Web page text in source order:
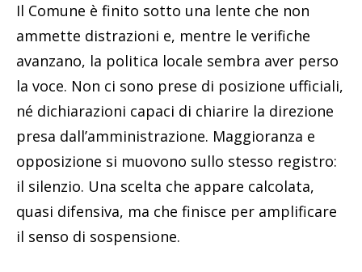
Il Comune è finito sotto una lente che non
ammette distrazioni e, mentre le verifiche
avanzano, la politica locale sembra aver perso
la voce. Non ci sono prese di posizione ufficiali,
né dichiarazioni capaci di chiarire la direzione
presa dall’amministrazione. Maggioranza e
opposizione si muovono sullo stesso registro:
il silenzio. Una scelta che appare calcolata,
quasi difensiva, ma che finisce per amplificare
il senso di sospensione.